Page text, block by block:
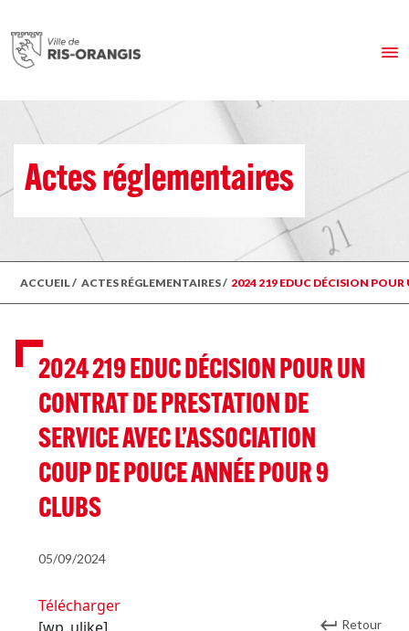
Actes réglementaires
ACCUEIL/ ACTES RÉGLEMENTAIRES/ 2024 219 EDUC DÉCISION POUR
2024 219 EDUC DÉCISION POUR UN
CONTRAT DE PRESTATION DE
SERVICE AVEC L’ASSOCIATION
COUP DE POUCE ANNÉE POUR 9
CLUBS
05/09/2024
Télécharger
Retour